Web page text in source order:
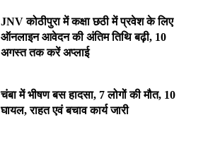
JNV कोठीपुरा में कक्षा छठी में प्रवेश के लिए
ऑनलाइन आवेदन की अंतिम तिथि बढ़ी, 10
अगस्त तक करें अप्लाई
चंबा में भीषण बस हादसा, 7 लोगों की मौत, 10
घायल, राहत एवं बचाव कार्य जारी